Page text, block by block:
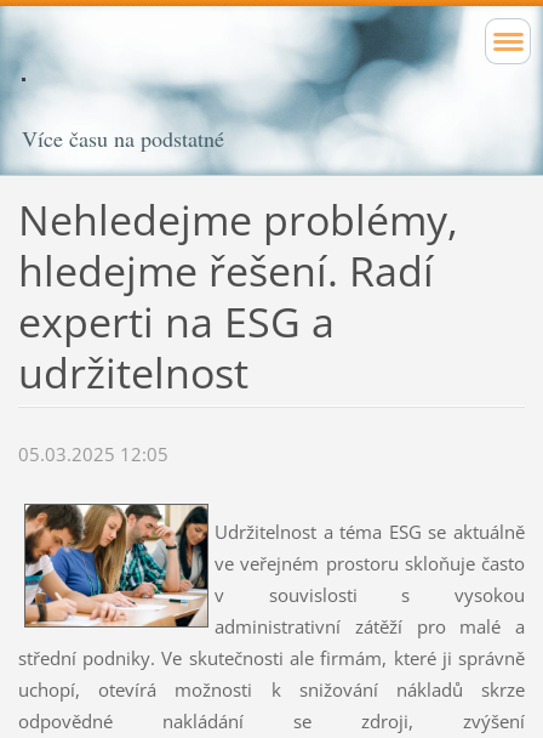
Více času na podstatné
Nehledejme problémy,
hledejme řešení. Radí
experti na ESG a
udržitelnost
05.03.2025 12:05
Udržitelnost a téma ESG se aktuálně
ve veřejném prostoru skloňuje často
v souvislosti s vysokou
administrativní zátěží pro malé a
střední podniky. Ve skutečnosti ale firmám, které ji správně
uchopí, otevírá možnosti k snižování nákladů skrze
odpovědné nakládání se zdroji, zvýšení